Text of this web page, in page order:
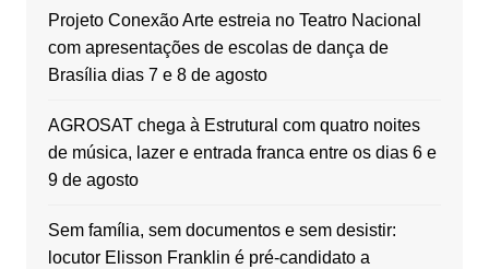
Projeto Conexão Arte estreia no Teatro Nacional
com apresentações de escolas de dança de
Brasília dias 7 e 8 de agosto
AGROSAT chega à Estrutural com quatro noites
de música, lazer e entrada franca entre os dias 6 e
9 de agosto
Sem família, sem documentos e sem desistir:
locutor Elisson Franklin é pré-candidato a